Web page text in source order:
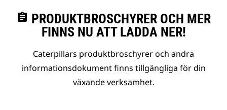
assignment PRODUKTBROSCHYRER OCH MER
FINNS NU ATT LADDA NER!
Caterpillars produktbroschyrer och andra
informationsdokument finns tillgängliga för din
växande verksamhet.